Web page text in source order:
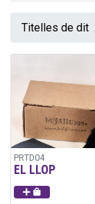
Titelles de dit
PRTD04
EL LLOP